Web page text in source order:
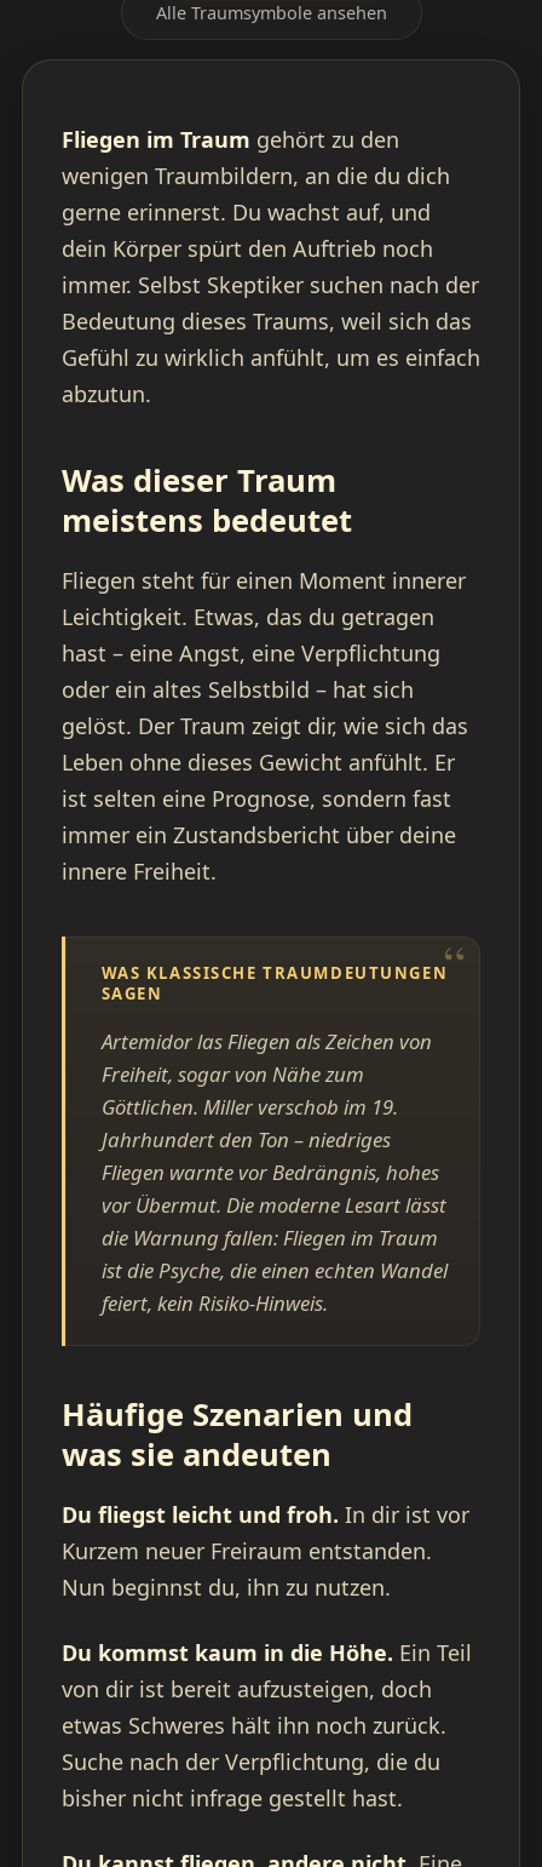
Alle Traumsymbole ansehen
Fliegen im Traum gehört zu den
wenigen Traumbildern, an die du dich
gerne erinnerst. Du wachst auf, und
dein Körper spürt den Auftrieb noch
immer. Selbst Skeptiker suchen nach der
Bedeutung dieses Traums, weil sich das
Gefühl zu wirklich anfühlt, um es einfach
abzutun.
Was dieser Traum
meistens bedeutet
Fliegen steht für einen Moment innerer
Leichtigkeit. Etwas, das du getragen
hast – eine Angst, eine Verpflichtung
oder ein altes Selbstbild – hat sich
gelöst. Der Traum zeigt dir, wie sich das
Leben ohne dieses Gewicht anfühlt. Er
ist selten eine Prognose, sondern fast
immer ein Zustandsbericht über deine
innere Freiheit.
WAS KLASSISCHE TRAUMDEUTUNGEN
SAGEN
Artemidor las Fliegen als Zeichen von
Freiheit, sogar von Nähe zum
Göttlichen. Miller verschob im 19.
Jahrhundert den Ton – niedriges
Fliegen warnte vor Bedrängnis, hohes
vor Übermut. Die moderne Lesart lässt
die Warnung fallen: Fliegen im Traum
ist die Psyche, die einen echten Wandel
feiert, kein Risiko-Hinweis.
Häufige Szenarien und
was sie andeuten
Du fliegst leicht und froh. In dir ist vor
Kurzem neuer Freiraum entstanden.
Nun beginnst du, ihn zu nutzen.
Du kommst kaum in die Höhe. Ein Teil
von dir ist bereit aufzusteigen, doch
etwas Schweres hält ihn noch zurück.
Suche nach der Verpflichtung, die du
bisher nicht infrage gestellt hast.